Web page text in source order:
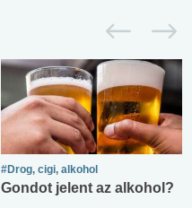
#Drog, cigi, alkohol
Gondot jelent az alkohol?